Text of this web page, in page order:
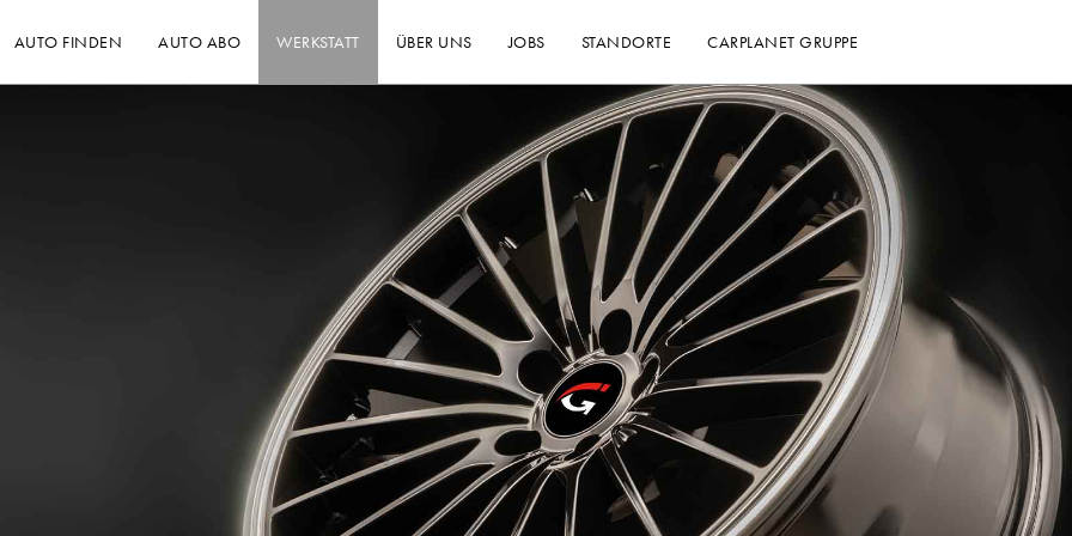
AUTO FINDEN AUTO ABO WERKSTATT ÜBER UNS JOBS STANDORTE CARPLANET GRUPPE